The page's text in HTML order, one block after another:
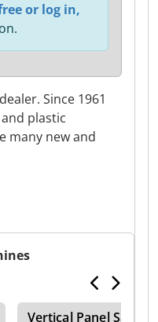
Since 1961
plastic
many new and
or log in,
Vertical Panel Saw